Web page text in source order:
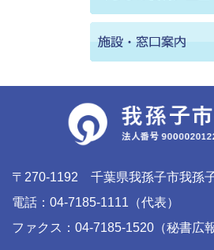
〒270-1192 千葉県我孫子市我孫
電話：04-7185-1111（代表）
ファクス：04-7185-1520（秘書広